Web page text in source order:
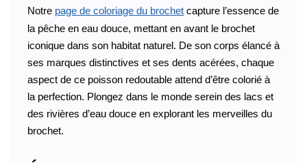
Notre page de coloriage du brochet capture l’essence de
la pêche en eau douce, mettant en avant le brochet
iconique dans son habitat naturel. De son corps élancé à
ses marques distinctives et ses dents acérées, chaque
aspect de ce poisson redoutable attend d’être colorié à
la perfection. Plongez dans le monde serein des lacs et
des rivières d’eau douce en explorant les merveilles du
brochet.